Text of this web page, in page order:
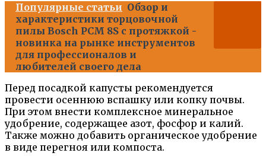
Популярные статьи Обзор и
характеристики торцовочной
пилы Bosch PCM 8S с протяжкой -
новинка на рынке инструментов
для профессионалов и
любителей своего дела
Перед посадкой капусты рекомендуется
провести осеннюю вспашку или копку почвы.
При этом внести комплексное минеральное
удобрение, содержащее азот, фосфор и калий.
Также можно добавить органическое удобрение
в виде перегноя или компоста.